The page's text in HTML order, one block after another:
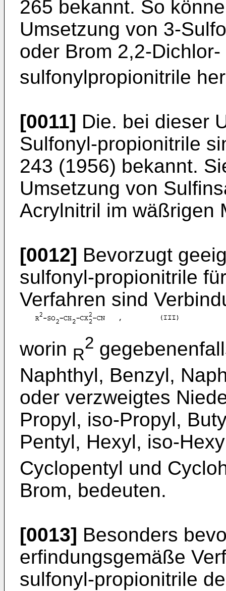
265 bekannt. So
Umsetzung von 3-
oder Brom 2,2-Dichlor-
sulfonylpropionitrile
[0011] Die. bei dieser
Sulfonyl-propionitrile
243 (1956) bekannt.
Umsetzung von
Acrylnitril im wäßrigen
[0012] Bevorzugt
sulfonyl-propionitrile
Verfahren sind
worin R
2
Naphthyl, Benzyl,
oder verzweigtes
Propyl, iso-Propyl,
Pentyl, Hexyl, iso-
Cyclopentyl und
Brom, bedeuten.
[0013] Besonders
erfindungsgemäße
sulfonyl-propionitrile